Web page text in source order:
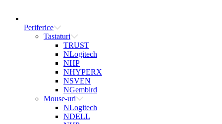
Periferice
Tastaturi
TRUST
NLogitech
NHP
NHYPERX
NSVEN
NGembird
Mouse-uri
NLogitech
NDELL